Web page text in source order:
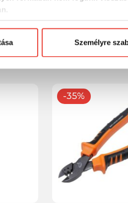
Személyre
SHAD 6.8CM 3G
1 114 Ft
-35%